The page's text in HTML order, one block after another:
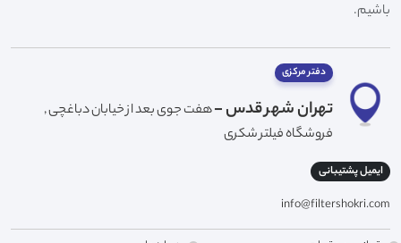
باشیم.
دفتر مرکزی
تهران شهر قدس -هفت جوی بعد از خیابان دباغچی ,
فروشگاه فیلتر شکری
ایمیل پشتیبانی
info@filtershokri.com